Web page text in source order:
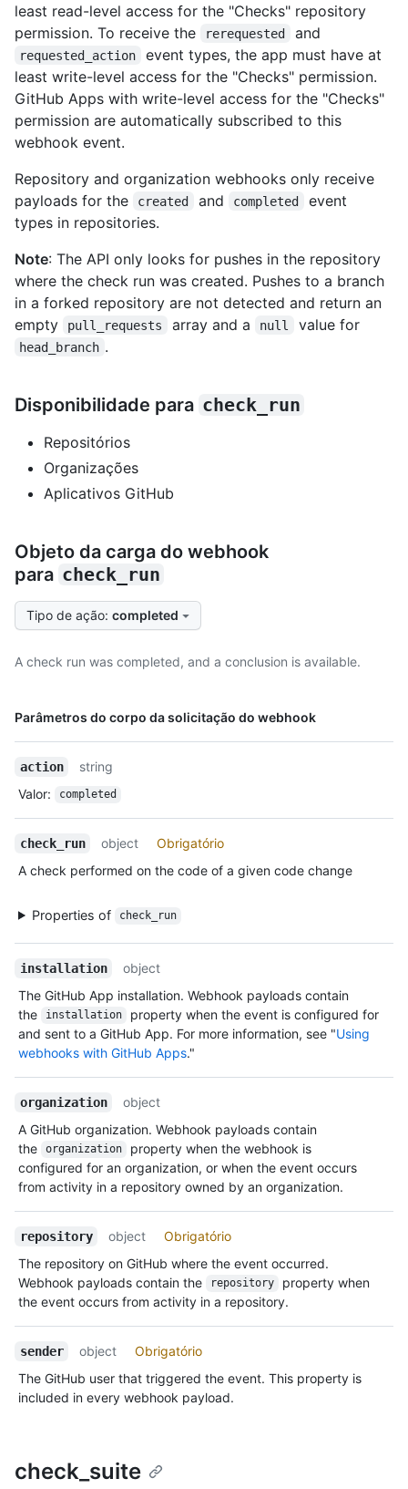
least read-level access for the "Checks" repository
permission. To receive the
rerequested and
requested_action
event types, the app must have at
least write-level access for the "Checks" permission.
GitHub Apps with write-level access for the "Checks"
permission are automatically subscribed to this
webhook event.
Repository and organization webhooks only receive
payloads for the
created and completed
event
types in repositories.
Note: The API only looks for pushes in the repository
where the check run was created. Pushes to a branch
in a forked repository are not detected and return an
empty
pull_requests array and a null value for
head_branch .
Disponibilidade para check_run
Repositórios
Organizações
Aplicativos GitHub
Objeto da carga do webhook
para check_run
Tipo de ação: completed
A check run was completed, and a conclusion is available.
Parâmetros do corpo da solicitação do webhook
Nome,
action
string
Valor: completed
check_run object
Obrigatório
A check performed on the code of a given code change
Properties of check_run
installation
object
The GitHub App installation. Webhook payloads contain
the
installation
property when the event is configured for
and sent to a GitHub App. For more information, see "Using
webhooks with GitHub Apps."
organization
object
A GitHub organization. Webhook payloads contain
the
organization
property when the webhook is
configured for an organization, or when the event occurs
from activity in a repository owned by an organization.
repository object
Obrigatório
The repository on GitHub where the event occurred.
Webhook payloads contain the
repository
property when
the event occurs from activity in a repository.
sender object
Obrigatório
The GitHub user that triggered the event. This property is
included in every webhook payload.
check_suite